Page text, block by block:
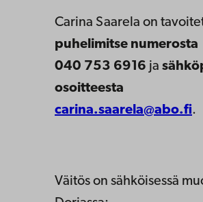
Carina Saarela on
puhelimitse numerosta
040 753 6916 ja
osoitteesta
carina.saarela@abo.fi.
Väitös on sähköisessä